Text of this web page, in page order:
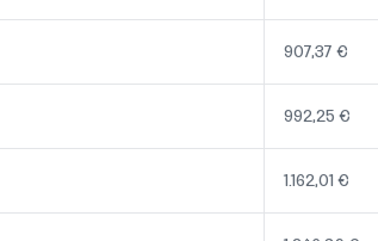
907,37 €
992,25 €
1.162,01 €